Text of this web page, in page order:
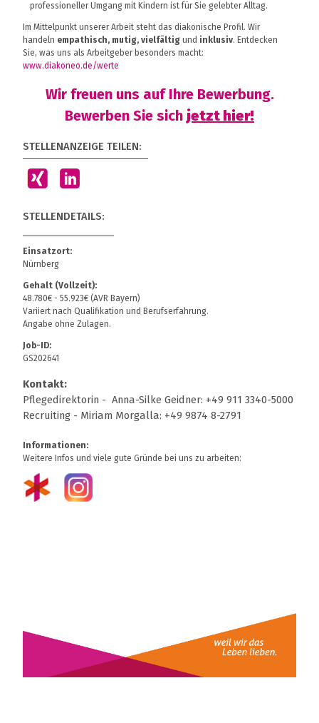
professioneller Umgang mit Kindern ist für Sie gelebter Alltag.
Im Mittelpunkt unserer Arbeit steht das diakonische Profil. Wir
handeln empathisch, mutig, vielfältig und inklusiv. Entdecken
Sie, was uns als Arbeitgeber besonders macht:
www.diakoneo.de/werte
Wir freuen uns auf Ihre Bewerbung.
Bewerben Sie sich jetzt hier!
STELLENANZEIGE TEILEN:
STELLENDETAILS:
Einsatzort:
Nürnberg
Gehalt (Vollzeit):
48.780€ - 55.923€ (AVR Bayern)
Variiert nach Qualifikation und Berufserfahrung.
Angabe ohne Zulagen.
Job-ID:
GS202641
Kontakt:
Pflegedirektorin - Anna-Silke Geidner: +49 911 3340-5000
Recruiting - Miriam Morgalla: +49 9874 8-2791
Informationen:
Weitere Infos und viele gute Gründe bei uns zu arbeiten: